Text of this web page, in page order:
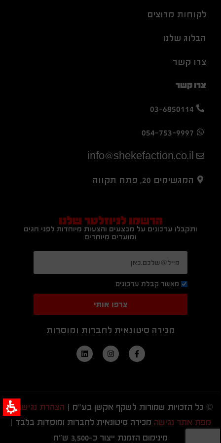
לקוחות מרוצים
הבלוג שלנו
צרו קשר
צרו קשר
03-6850114
054-753-9997
info@shekefaction.co.il
המגשימים 20, פתח תקווה
הרשמו לניוזלטר שלנו
ותקבלו עדכונים על מבצעים והצעות מיוחדות לפני חגים
ומועדים מיוחדים
מאשר קבלת עדכונים
צרפו אותי
מכירה סיטונאית לחברות ומוסדות
© כל הזכויות שמורות לשקף אקשן בע"מ | הצהרת נגישות|
מפת אתר נגישהמכירה סיטונאית לחברות ומוסדות בלבד |
מינימום הזמנת ייצור כ-3,500 ש"ח